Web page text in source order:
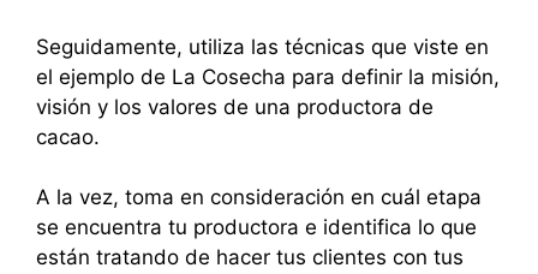
Seguidamente, utiliza las técnicas que viste en
el ejemplo de La Cosecha para definir la misión,
visión y los valores de una productora de
cacao.
A la vez, toma en consideración en cuál etapa
se encuentra tu productora e identifica lo que
están tratando de hacer tus clientes con tus